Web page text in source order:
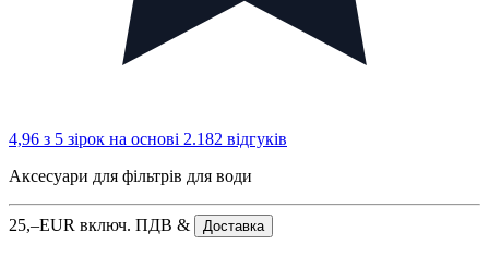
4,96 з 5 зірок на основі 2.182 відгуків
Аксесуари для фільтрів для води
25,–EUR включ. ПДВ & Доставка